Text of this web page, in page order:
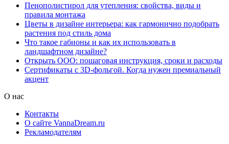
Пенополистирол для утепления: свойства, виды и
правила монтажа
Цветы в дизайне интерьера: как гармонично подобрать
растения под стиль дома
Что такое габионы и как их использовать в
ландшафтном дизайне?
Открыть ООО: пошаговая инструкция, сроки и расходы
Сертификаты с 3D-фольгой. Когда нужен премиальный
акцент
О нас
Контакты
О сайте VannaDream.ru
Рекламодателям